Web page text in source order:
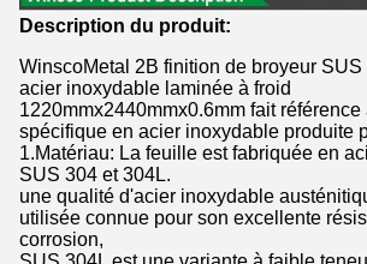
Description du produit:
WinscoMetal 2B finition de broyeur SUS
acier inoxydable laminée à froid
1220mmx2440mmx0.6mm fait référence
spécifique en acier inoxydable produite
1.Matériau: La feuille est fabriquée en
SUS 304 et 304L.
une qualité d'acier inoxydable
utilisée connue pour son excellente
corrosion,